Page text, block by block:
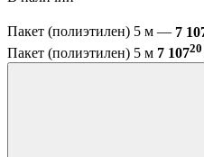
Пакет (полиэтилен) 5 м — 7
Пакет (полиэтилен) 5 м 7 10720